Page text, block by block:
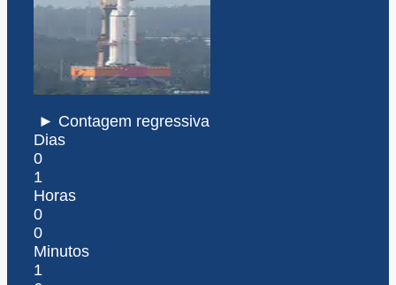
► Contagem regressiva
Dias
0
1
Horas
0
0
Minutos
1